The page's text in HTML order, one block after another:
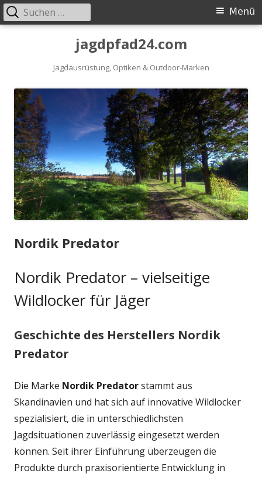
jagdpfad24.com
Jagdausrüstung, Optiken & Outdoor-Marken
Primäres
Menü
Suchen
nach:
Nordik Predator
Nordik Predator – vielseitige
Wildlocker für Jäger
Geschichte des Herstellers Nordik
Predator
Die Marke Nordik Predatorstammt aus
Skandinavien und hat sich auf innovative Wildlocker
spezialisiert, die in unterschiedlichsten
Jagdsituationen zuverlässig eingesetzt werden
können. Seit ihrer Einführung überzeugen die
Produkte durch praxisorientierte Entwicklung in